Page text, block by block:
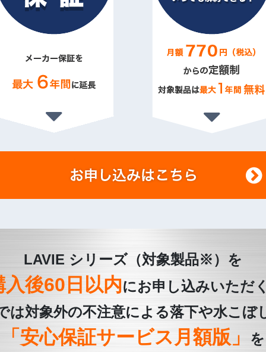
LAVIE シリーズ（対象製品※）を
入後60日以内にお申し込みいただ
は対象外の不注意による落下や水こぼ
「安心保証サービス月額版」
を